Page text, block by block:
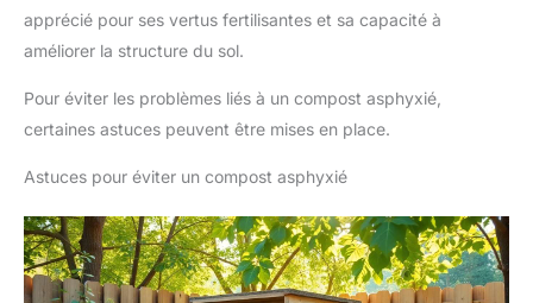
apprécié pour ses vertus fertilisantes et sa capacité à
améliorer la structure du sol.
Pour éviter les problèmes liés à un compost asphyxié,
certaines astuces peuvent être mises en place.
Astuces pour éviter un compost asphyxié